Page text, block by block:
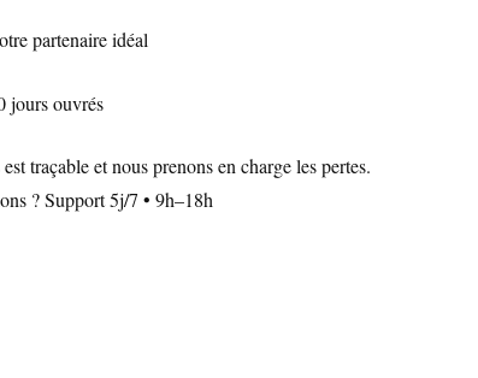
partenaire idéal
jours ouvrés
traçable et nous prenons en charge les pertes.
? Support 5j/7 • 9h–18h